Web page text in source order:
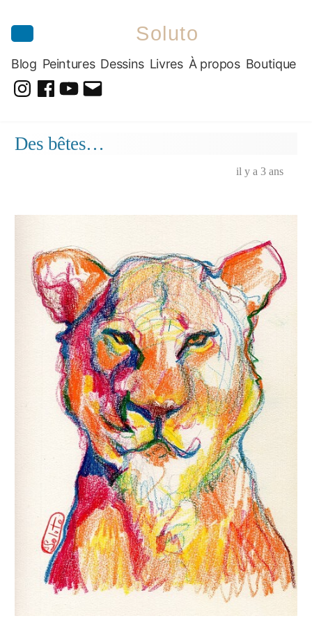
Soluto
Blog Peintures Dessins Livres À propos Boutique
Dessins
Des bêtes…
il y a 3 ans